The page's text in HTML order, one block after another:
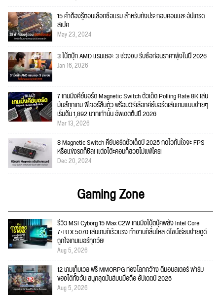
15 คำต้องรู้ตอนเลือกซื้อแรม สำหรับทั้งประกอบคอมและอัปเกรด
สเปค
May 23, 2024
3 โน้ตบุ๊ก AMD แรมเยอะ 3 ช่วงงบ รีบซื้อก่อนราคาพุ่งในปี 2026
Jan 16, 2026
7 เกมมิ่งคีย์บอร์ด Magnetic Switch ตัวเด็ด Polling Rate 8K เล่น
มันส์ทุกเกม ฟีเจอร์ล้นตัว พร้อมวิธีเลือกคีย์บอร์ดเล่นเกมแบบง่ายๆ
เริ่มต้น 1,892 บาทเท่านั้น อัพเดตต้นปี 2026
Mar 13, 2026
8 Magnetic Switch คีย์บอร์ดตัวเด็ดปี 2025 กดไวทันใจจะ FPS
หรือแข่งรถก็ชิล! แต่งโต๊ะคอมก็สวยไม่แพ้ใคร!
Dec 20, 2024
Gaming Zone
รีวิว MSI Cyborg 15 Max C2W เกมมิ่งโน้ตบุ๊คพลัง Intel Core
7+RTX 5070 เล่นเกมก็เร็วแรง ทำงานก็ลื่นไหล ดีไซน์เรียบง่ายดูดี
ถูกใจเกมเมอร์ทุกวัย!
Aug 5, 2026
12 เกมเก็บเวล ฟรี MMORPG ท่องโลกกว้าง ตีมอนสเตอร์ ฟาร์ม
ของได้ทั้งวัน สนุกสุดมันส์บนมือถือ อัปเดตปี 2026
Aug 5, 2026